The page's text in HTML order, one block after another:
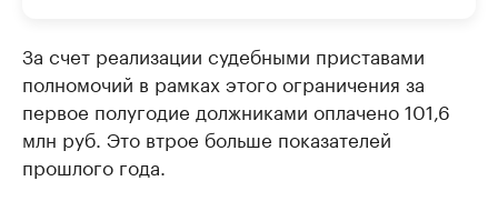
За счет реализации судебными приставами
полномочий в рамках этого ограничения за
первое полугодие должниками оплачено 101,6
млн руб. Это втрое больше показателей
прошлого года.